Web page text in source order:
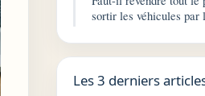
sortir les véhicules par
Les 3 derniers